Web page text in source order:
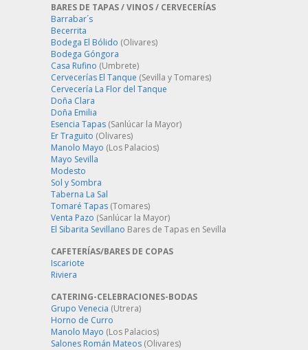
BARES DE TAPAS / VINOS / CERVECERÍAS
Barrabar´s
Becerrita
Bodega El Bólido (Olivares)
Bodega Góngora
Casa Rufino (Umbrete)
Cervecerías El Tanque (Sevilla y Tomares)
Cervecería La Flor del Tanque
Doña Clara
Doña Emilia
Esencia Tapas (Sanlúcar la Mayor)
Er Traguito (Olivares)
Manolo Mayo (Los Palacios)
Mayo Sevilla
Modesto
Sol y Sombra
Taberna La Sal
Tomaré Tapas (Tomares)
Venta Pazo (Sanlúcar la Mayor)
El Sibarita Sevillano Bares de Tapas en Sevilla
CAFETERÍAS/BARES DE COPAS
Iscariote
Riviera
CATERING-CELEBRACIONES-BODAS
Grupo Venecia (Utrera)
Horno de Curro
Manolo Mayo (Los Palacios)
Salones Román Mateos (Olivares)